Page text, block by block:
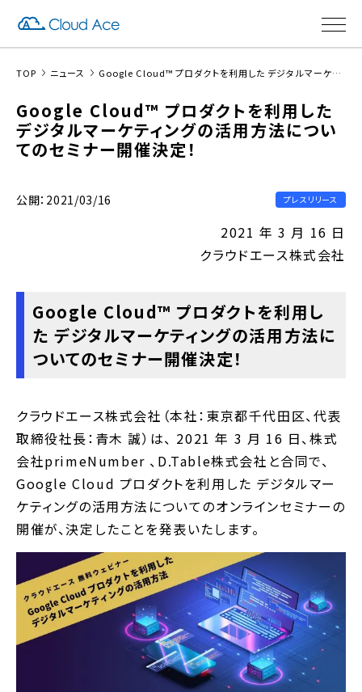
TOP ニュース Google Cloud™ プロダクトを利用した デジタルマーケティングの活用方法についてのセミナー開催決定！
Google Cloud™ プロダクトを利用した
デジタルマーケティングの活用方法につい
てのセミナー開催決定！
公開：2021/03/16 プレスリリース
2021 年 3 月 16 日
クラウドエース株式会社
Google Cloud™ プロダクトを利用し
た デジタルマーケティングの活用方法に
ついてのセミナー開催決定！
クラウドエース株式会社（本社：東京都千代田区、代表
取締役社長：青木 誠）は、 2021 年 3 月 16 日、株式
会社primeNumber 、D.Table株式会社と合同で、
Google Cloud プロダクトを利用した デジタルマー
ケティングの活用方法についてのオンラインセミナーの
開催が、決定したことを発表いたします。